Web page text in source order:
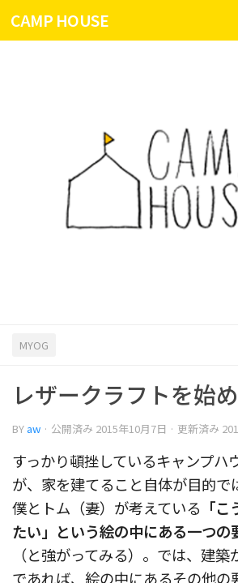
コンテンツへスキップ
CAMP HOUSE
MYOG
レザークラフトを始
BY aw · 公開済み 2015年10月7日 · 更新済み
すっかり頓挫しているキャンプハ
が、家を建てること自体が目的で
僕とトム（妻）が考えている 「
たい」という絵の中にある一つの
（と強がってみる）。では、建
であれば、絵の中にあるその他の